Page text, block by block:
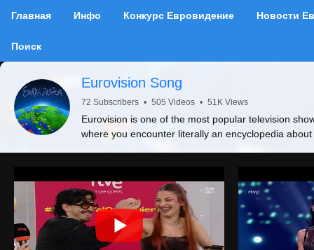
Главная Инфо Конкурс Евровидение Новости
Поиск
Eurovision Song
72 Subscribers • 505 Videos • 51K Views
Eurovision is one of the most popular television
where you encounter literally an encyclopedia